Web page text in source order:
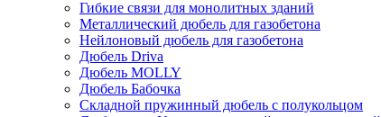
Гибкие связи для монолитных зданий
Металлический дюбель для газобетона
Нейлоновый дюбель для газобетона
Дюбель Driva
Дюбель MOLLY
Дюбель Бабочка
Складной пружинный дюбель с полукольцом